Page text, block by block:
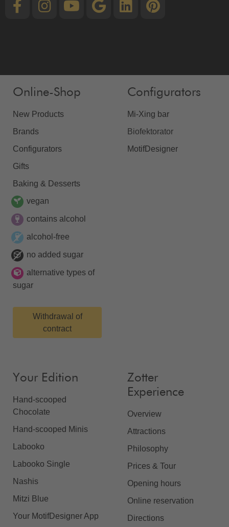
Online-Shop
New Products
Brands
Configurators
Gifts
Baking & Desserts
vegan
contains alcohol
alcohol-free
no added sugar
alternative types of
sugar
Withdrawal of
contract
Configurators
Mi-Xing bar
Biofektorator
MotifDesigner
Your Edition
Hand-scooped
Chocolate
Hand-scooped Minis
Labooko
Labooko Single
Nashis
Mitzi Blue
Your MotifDesigner App
Zotter
Experience
Overview
Attractions
Philosophy
Prices & Tour
Opening hours
Online reservation
Directions